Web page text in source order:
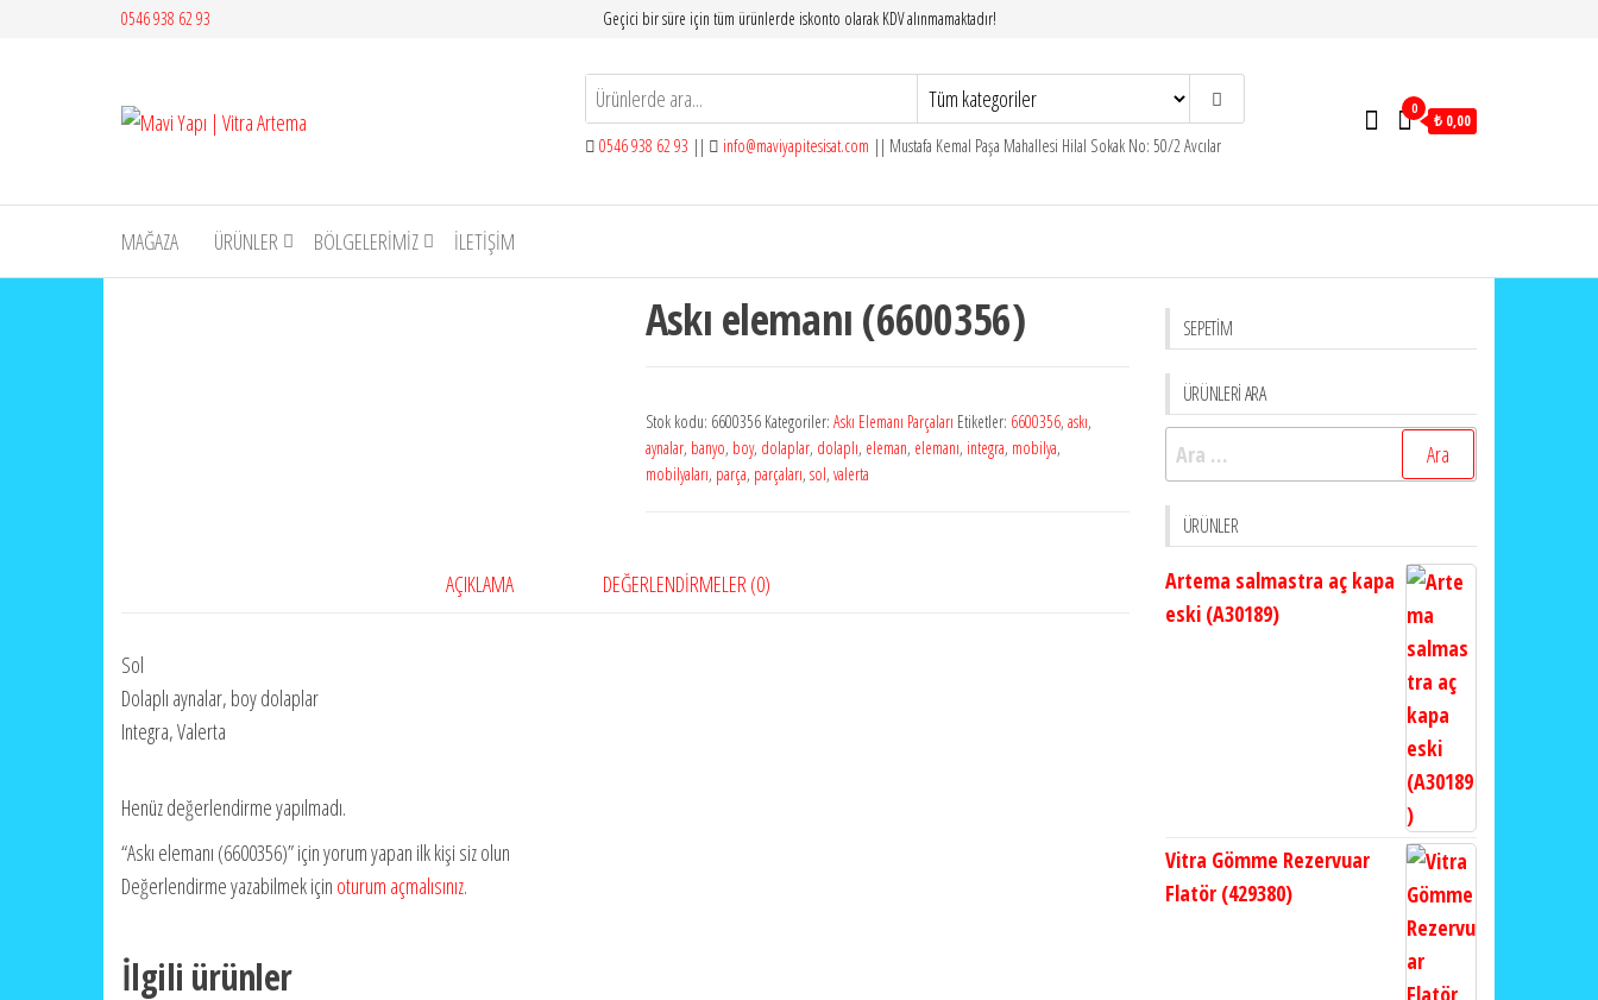
0546 938 62 93 Geçici bir süre için tüm ürünlerde iskonto olarak KDV alınmamaktadır!
Vitra
Artema
0546 938 62 93 || info@maviyapitesisat.com || Mustafa Kemal Paşa Mahallesi Hilal Sokak No: 50/2 Avcılar
0
₺ 0,00
MAĞAZA ÜRÜNLER BÖLGELERİMİZ İLETIŞIM
Askı elemanı (6600356)
Stok kodu: 6600356 Kategoriler: Askı Elemanı Parçaları Etiketler: 6600356, askı,
aynalar, banyo, boy, dolaplar, dolaplı, eleman, elemanı, integra, mobilya,
mobilyaları, parça, parçaları, sol, valerta
AÇIKLAMA DEĞERLENDIRMELER (0)
Sol
Dolaplı aynalar, boy dolaplar
Integra, Valerta
Henüz değerlendirme yapılmadı.
“Askı elemanı (6600356)” için yorum yapan ilk kişi siz olun
Değerlendirme yazabilmek için oturum açmalısınız.
İlgili ürünler
SEPETİM
ÜRÜNLERİ ARA
Arama:
ÜRÜNLER
Artema salmastra aç kapa
eski (A30189)
Vitra Gömme Rezervuar
Flatör (429380)